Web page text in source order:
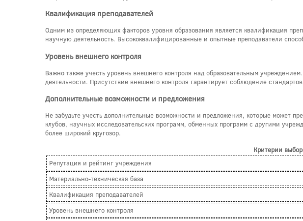
Квалификация преподавателей
Одним из определяющих факторов уровня образования является квалификация
научную деятельность. Высококвалифицированные и опытные преподаватели
Уровень внешнего контроля
Важно также учесть уровень внешнего контроля над образовательным
деятельности. Присутствие внешнего контроля гарантирует соблюдение
Дополнительные возможности и предложения
Не забудьте учесть дополнительные возможности и предложения, которые может
клубов, научных исследовательских программ, обменных программ с другими
более широкий кругозор.
Критерии
Репутация и рейтинг учреждения
Материально-техническая база
Квалификация преподавателей
Уровень внешнего контроля